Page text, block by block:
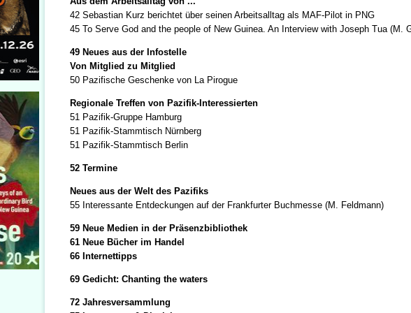
42 Sebastian Kurz berichtet über seinen Arbeitsalltag als MAF-Pilot in PNG
45 To Serve God and the people of New Guinea. An Interview with Joseph Tua (M.
49 Neues aus der Infostelle
Von Mitglied zu Mitglied
50 Pazifische Geschenke von La Pirogue
Regionale Treffen von Pazifik-Interessierten
51 Pazifik-Gruppe Hamburg
51 Pazifik-Stammtisch Nürnberg
51 Pazifik-Stammtisch Berlin
52 Termine
Neues aus der Welt des Pazifiks
55 Interessante Entdeckungen auf der Frankfurter Buchmesse (M. Feldmann)
59 Neue Medien in der Präsenzbibliothek
61 Neue Bücher im Handel
66 Internettipps
69 Gedicht: Chanting the waters
72 Jahresversammlung